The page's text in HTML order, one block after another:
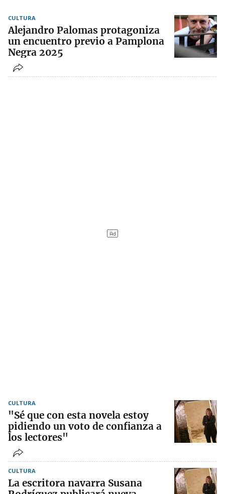
CULTURA
Alejandro Palomas protagoniza
un encuentro previo a Pamplona
Negra 2025
CULTURA
"Sé que con esta novela estoy
pidiendo un voto de confianza a
los lectores"
CULTURA
La escritora navarra Susana